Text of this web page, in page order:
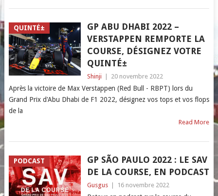
QUINTÉ±
GP ABU DHABI 2022 –
VERSTAPPEN REMPORTE LA
COURSE, DÉSIGNEZ VOTRE
QUINTÉ±
Shinji 20 novembre 2022
Après la victoire de Max Verstappen (Red Bull - RBPT) lors du
Grand Prix d'Abu Dhabi de F1 2022, désignez vos tops et vos flops
de la
Read More
PODCAST
GP SÃO PAULO 2022 : LE SAV
DE LA COURSE, EN PODCAST
Gusgus 16 novembre 2022